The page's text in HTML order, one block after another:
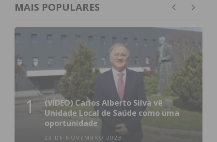
MAIS POPULARES
1
(VÍDEO) Carlos Alberto Silva vê
Unidade Local de Saúde como uma
oportunidade
23 DE NOVEMBRO 2023